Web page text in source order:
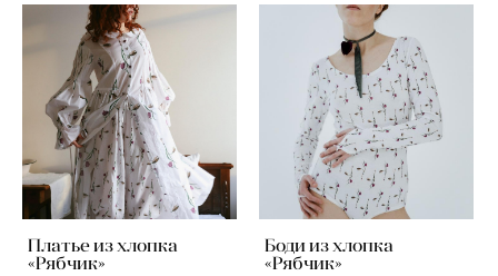
Платье из хлопка
«Рябчик»
Боди из хлопка
«Рябчик»